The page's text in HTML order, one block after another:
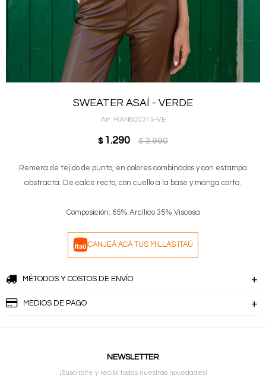
SWEATER ASAÍ - VERDE
RAN800315-VE
$ 1.290 $ 3.990
Remera de tejido de punto, en colores combinados y con estampa
abstracta. De calce recto, con cuello a la base y manga corta.
Composición: 65% Arcílico 35% Viscosa
CANJEÁ ACÁ TUS MILLAS ITAÚ
MÉTODOS Y COSTOS DE ENVÍO
MEDIOS DE PAGO
NEWSLETTER
¡Suscribite y recibí todas nuestras novedades!